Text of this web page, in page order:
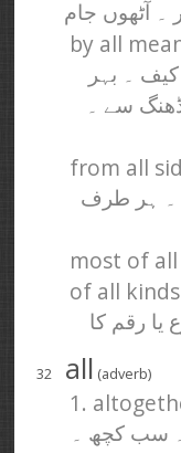
۔ آٹھوں جام
by all
۔ بہر
سے ۔
from all
۔ ہر طرف
most of all
of all kinds
رقم کا
32 all (adverb)
1.
سب کچھ ۔